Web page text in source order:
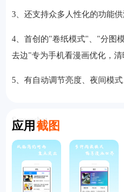
3、还支持众多人性化的功能供
4、首创的"卷纸模式"、"分图
去边"专为手机看漫画优化，清
5、有自动调节亮度、夜间模式
应用 截图
Screenshot